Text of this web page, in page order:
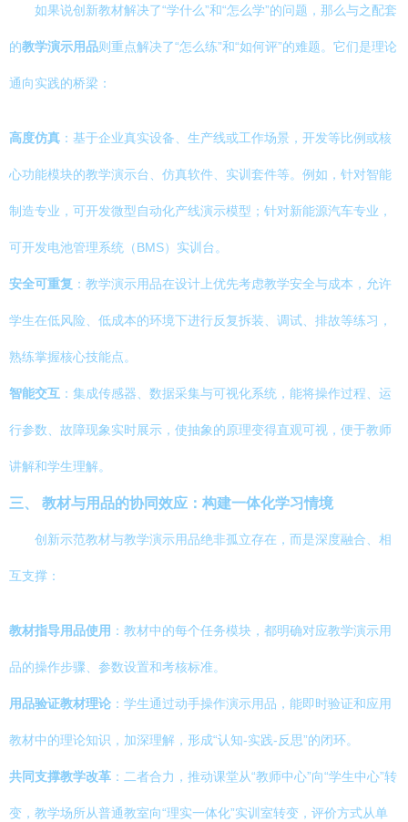
如果说创新教材解决了“学什么”和“怎么学”的问题，那么与之配套
的教学演示用品则重点解决了“怎么练”和“如何评”的难题。它们是理论
通向实践的桥梁：
高度仿真 ：基于企业真实设备、生产线或工作场景，开发等比例或核
心功能模块的教学演示台、仿真软件、实训套件等。例如，针对智能
制造专业，可开发微型自动化产线演示模型；针对新能源汽车专业，
可开发电池管理系统（BMS）实训台。
安全可重复 ：教学演示用品在设计上优先考虑教学安全与成本，允许
学生在低风险、低成本的环境下进行反复拆装、调试、排故等练习，
熟练掌握核心技能点。
智能交互 ：集成传感器、数据采集与可视化系统，能将操作过程、运
行参数、故障现象实时展示，使抽象的原理变得直观可视，便于教师
讲解和学生理解。
三、 教材与用品的协同效应：构建一体化学习情境
创新示范教材与教学演示用品绝非孤立存在，而是深度融合、相
互支撑：
教材指导用品使用 ：教材中的每个任务模块，都明确对应教学演示用
品的操作步骤、参数设置和考核标准。
用品验证教材理论 ：学生通过动手操作演示用品，能即时验证和应用
教材中的理论知识，加深理解，形成“认知-实践-反思”的闭环。
共同支撑教学改革 ：二者合力，推动课堂从“教师中心”向“学生中心”转
变，教学场所从普通教室向“理实一体化”实训室转变，评价方式从单